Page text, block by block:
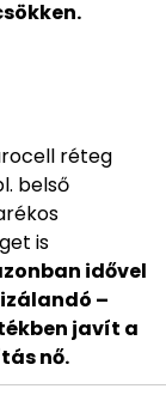
réteg
belső
is
idővel
–
javít a
nő.